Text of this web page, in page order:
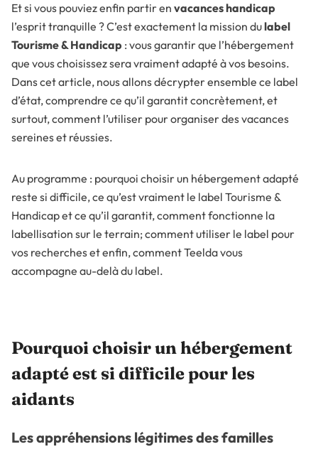
Et si vous pouviez enfin partir en vacances handicap
l’esprit tranquille ? C’est exactement la mission dulabel
Tourisme & Handicap : vous garantir que l’hébergement
que vous choisissez sera vraiment adapté à vos besoins.
Dans cet article, nous allons décrypter ensemble ce label
d’état, comprendre ce qu’il garantit concrètement, et
surtout, comment l’utiliser pour organiser des vacances
sereines et réussies.
Au programme : pourquoi choisir un hébergement adapté
reste si difficile, ce qu’est vraiment le label Tourisme &
Handicap et ce qu’il garantit, comment fonctionne la
labellisation sur le terrain; comment utiliser le label pour
vos recherches et enfin, comment Teelda vous
accompagne au-delà du label.
Pourquoi choisir un hébergement
adapté est si difficile pour les
aidants
Les appréhensions légitimes des familles